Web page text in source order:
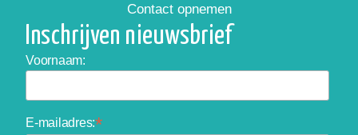
Contact opnemen
Inschrijven nieuwsbrief
Voornaam:
E-mailadres:*